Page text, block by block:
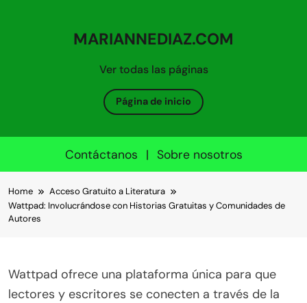
Ver todas las páginas
MARIANNEDIAZ.COM
Página de inicio
Contáctanos | Sobre nosotros
Home
Acceso Gratuito a Literatura
Wattpad: Involucrándose con Historias Gratuitas y Comunidades de
Autores
Wattpad ofrece una plataforma única para que
lectores y escritores se conecten a través de la